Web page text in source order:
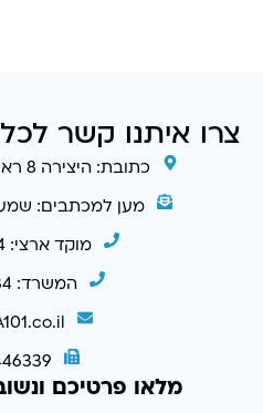
צרו איתנו קשר
כתובת: היצירה 8 ראש העין – מתחם הרץ
מען למכתבים: שמעון
מוקד ארצי: 03-9072734
המשרד: 039072734
מלאו פרטיכם